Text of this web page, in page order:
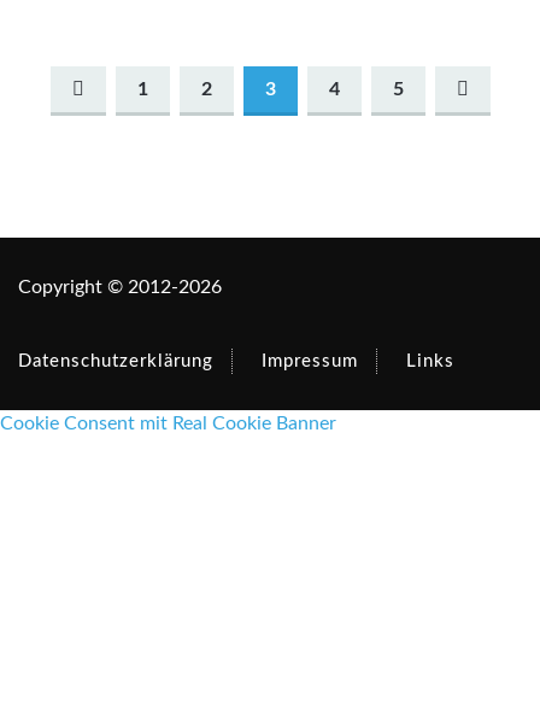
1 2 3 4 5
Copyright © 2012-2026
Datenschutzerklärung Impressum Links
Cookie Consent mit Real Cookie Banner